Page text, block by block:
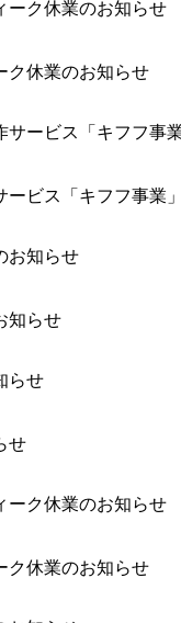
ク休業のお知らせ
ービス「キフフ事業
知らせ
せ
ク休業のお知らせ